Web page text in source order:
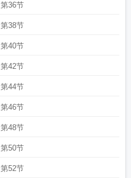
第36节
第38节
第40节
第42节
第44节
第46节
第48节
第50节
第52节